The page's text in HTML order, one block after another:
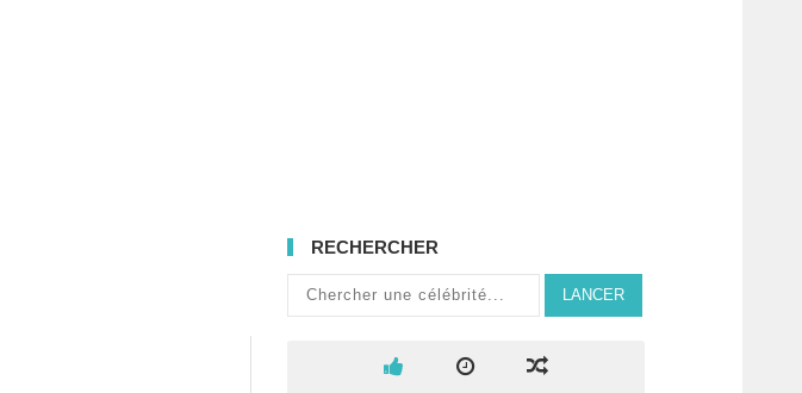
RECHERCHER
LANCER